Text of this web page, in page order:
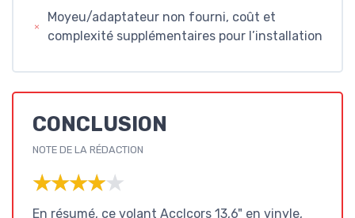
Moyeu/adaptateur non fourni, coût et
complexité supplémentaires pour l’installation
CONCLUSION
NOTE DE LA RÉDACTION
★★★★★
★★★★★
En résumé, ce volant Acclcors 13,6" en vinyle,